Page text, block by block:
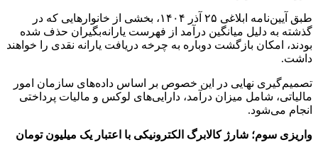
طبق آیین‌نامه ابلاغی ۲۵ آذر ۱۴۰۴، بخشی از خانوارهایی که در
گذشته به دلیل میانگین درآمد از فهرست یارانه‌بگیران حذف شده
بودند، امکان بازگشت دوباره به چرخه دریافت یارانه نقدی را خواهند
داشت.
تصمیم‌گیری نهایی در این خصوص بر اساس داده‌های سازمان امور
مالیاتی، شامل میزان درآمد، دارایی‌های لوکس و مالیات پرداختی
انجام می‌شود.
واریزی سوم؛ شارژ کالابرگ الکترونیکی با اعتبار یک میلیون تومان